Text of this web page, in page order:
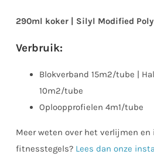
290ml koker | Silyl Modified
Verbruik:
Blokverband 15m2/tube |
10m2/tube
Oploopprofielen 4m1/tube
Meer weten over het verlijmen en
fitnesstegels? Lees dan onze